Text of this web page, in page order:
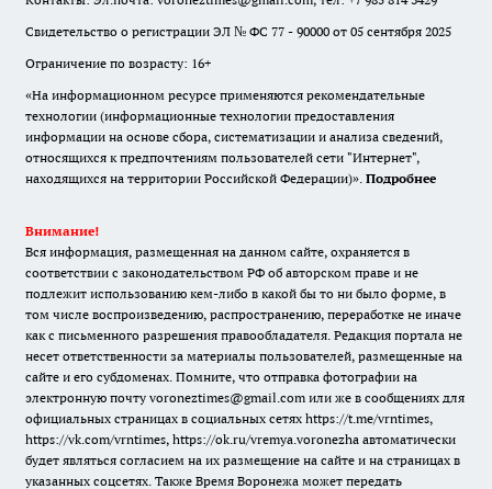
Свидетельство о регистрации ЭЛ № ФС 77 - 90000 от 05 сентября 2025
Ограничение по возрасту: 16+
«На информационном ресурсе применяются рекомендательные
технологии (информационные технологии предоставления
информации на основе сбора, систематизации и анализа сведений,
относящихся к предпочтениям пользователей сети "Интернет",
находящихся на территории Российской Федерации)». Подробнее
Внимание!
Вся информация, размещенная на данном сайте, охраняется в
соответствии с законодательством РФ об авторском праве и не
подлежит использованию кем-либо в какой бы то ни было форме, в
том числе воспроизведению, распространению, переработке не иначе
как с письменного разрешения правообладателя. Редакция портала не
несет ответственности за материалы пользователей, размещенные на
сайте и его субдоменах. Помните, что отправка фотографии на
электронную почту voroneztimes@gmail.com или же в сообщениях для
официальных страницах в социальных сетях https://t.me/vrntimes,
https://vk.com/vrntimes, https://ok.ru/vremya.voronezha автоматически
будет являться согласием на их размещение на сайте и на страницах в
указанных соцсетях. Также Время Воронежа может передать